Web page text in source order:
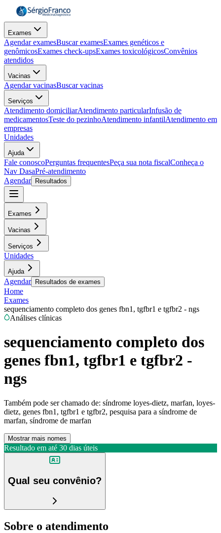
Exames
Agendar examesBuscar examesExames genéticos e
genômicosExames check-upsExames toxicológicosConvênios
atendidos
Vacinas
Agendar vacinasBuscar vacinas
Serviços
Atendimento domiciliarAtendimento particularInfusão de
medicamentosTeste do pezinhoAtendimento infantilAtendimento em
empresas
Unidades
Ajuda
Fale conoscoPerguntas frequentesPeça sua nota fiscalConheça o
Nav DasaPré-atendimento
Agendar
Resultados
Exames
Vacinas
Serviços
Unidades
Ajuda
Agendar Resultados de exames
Home
Exames
sequenciamento completo dos genes fbn1, tgfbr1 e tgfbr2 - ngs
Análises clínicas
sequenciamento completo dos
genes fbn1, tgfbr1 e tgfbr2 -
ngs
Também pode ser chamado de: síndrome loyes-dietz, marfan, loyes-
dietz, genes fbn1, tgfbr1 e tgfbr2, pesquisa para a síndrome de
marfan, síndrome de marfan
Mostrar mais nomes
Resultado em até 30 dias úteis
Qual seu convênio?
Sobre o atendimento